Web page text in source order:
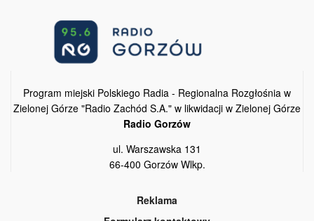
Program miejski Polskiego Radia - Regionalna Rozgłośnia w
Zielonej Górze "Radio Zachód S.A." w likwidacji w Zielonej Górze
Radio Gorzów
ul. Warszawska 131
66-400 Gorzów Wlkp.
Reklama